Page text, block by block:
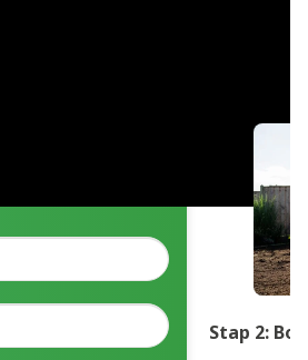
meter
meters in dat u wilt laten
Stap 2: